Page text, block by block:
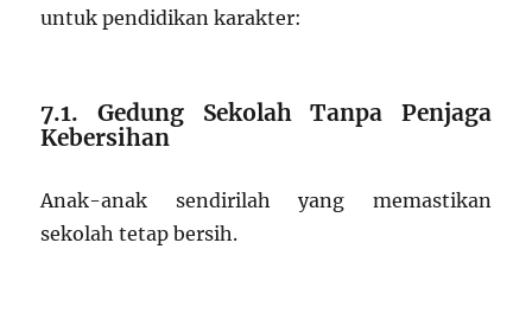
untuk pendidikan karakter:
7.1. Gedung Sekolah Tanpa Penjaga
Kebersihan
Anak-anak sendirilah yang memastikan
sekolah tetap bersih.